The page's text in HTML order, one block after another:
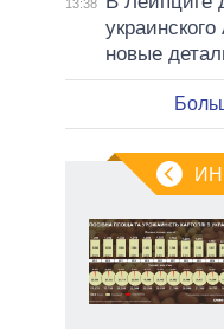
13:38
новые